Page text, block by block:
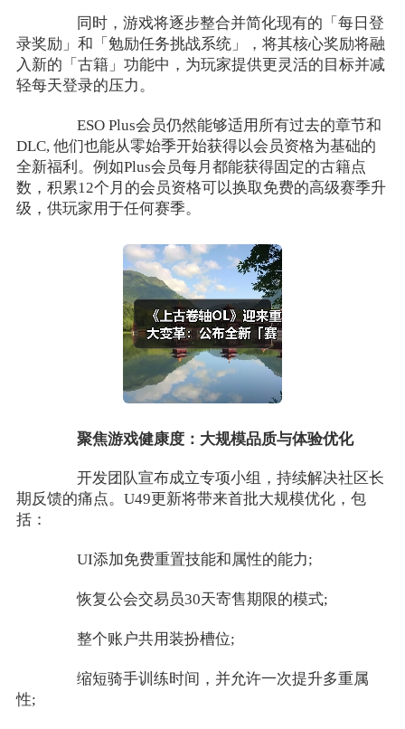
同时，游戏将逐步整合并简化现有的「每日登
录奖励」和「勉励任务挑战系统」，将其核心奖励将融
入新的「古籍」功能中，为玩家提供更灵活的目标并减
轻每天登录的压力。
ESO Plus会员仍然能够适用所有过去的章节和
DLC, 他们也能从零始季开始获得以会员资格为基础的
全新福利。例如Plus会员每月都能获得固定的古籍点
数，积累12个月的会员资格可以换取免费的高级赛季升
级，供玩家用于任何赛季。
聚焦游戏健康度：大规模品质与体验优化
开发团队宣布成立专项小组，持续解决社区长
期反馈的痛点。U49更新将带来首批大规模优化，包
括：
UI添加免费重置技能和属性的能力;
恢复公会交易员30天寄售期限的模式;
整个账户共用装扮槽位;
缩短骑手训练时间，并允许一次提升多重属
性;